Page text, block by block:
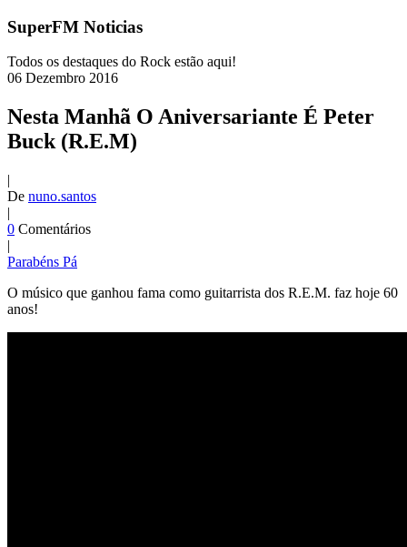
SuperFM Noticias
Todos os destaques do Rock estão aqui!
06 Dezembro 2016
Nesta Manhã O Aniversariante É Peter
Buck (R.E.M)
|
De nuno.santos
|
0 Comentários
|
Parabéns Pá
O músico que ganhou fama como guitarrista dos R.E.M. faz hoje 60
anos!